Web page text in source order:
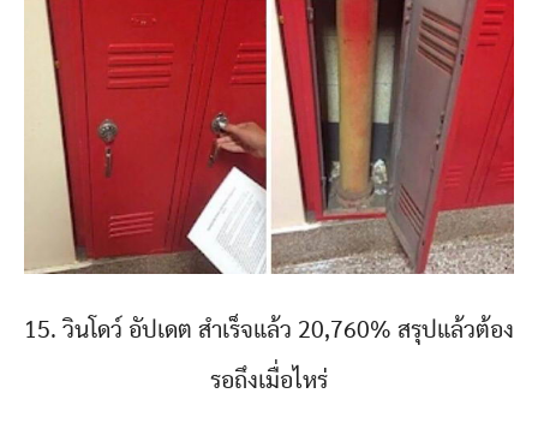
15. วินโดว์ อัปเดต สำเร็จแล้ว 20,760% สรุปแล้วต้อง
รอถึงเมื่อไหร่